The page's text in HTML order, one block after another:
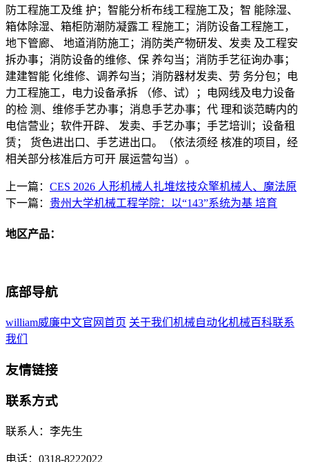
防工程施工及维 护；智能分析布线工程施工及；智 能除湿、
箱体除湿、箱柜防潮防凝露工 程施工；消防设备工程施工，
地下管廊、 地道消防施工；消防类产物研发、发卖 及工程安
拆办事；消防设备的维修、保 养勾当；消防手艺征询办事；
建建智能 化维修、调养勾当；消防器材发卖、劳 务分包；电
力工程施工，电力设备承拆 （修、试）；电网线及电力设备
的检 测、维修手艺办事；消息手艺办事；代 理和谈范畴内的
电信营业；软件开辟、 发卖、手艺办事；手艺培训；设备租
赁； 货色进出口、手艺进出口。（依法须经 核准的项目，经
相关部分核准后方可开 展运营勾当）。
上一篇： CES 2026 人形机械人扎堆炫技众擎机械人、魔法原
下一篇： 贵州大学机械工程学院：以“143”系统为基 培育
地区产品：
底部导航
william威廉中文官网首页 关于我们 机械自动化机械百科联系
我们
友情链接
联系方式
联系人：李先生
电话：0318-8222022